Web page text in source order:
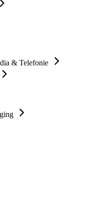
& Telefonie